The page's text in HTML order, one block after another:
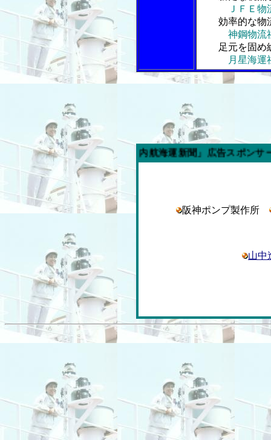
ＪＦＥ
効率的な物
神鋼物
足元を固め
月星海
今週の「内航海運新聞」広告スポンサー企業
阪神ポンプ製作所
山中